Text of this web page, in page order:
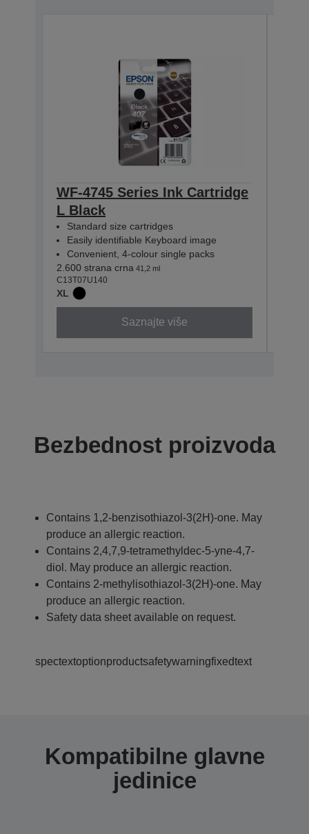
WF-4745 Series Ink Cartridge
L Black
Standard size cartridges
Easily identifiable Keyboard image
Convenient, 4-colour single packs
2.600 strana crna 41,2 ml
C13T07U140
XL
Saznajte više
Bezbednost proizvoda
Contains 1,2-benzisothiazol-3(2H)-one. May
produce an allergic reaction.
Contains 2,4,7,9-tetramethyldec-5-yne-4,7-
diol. May produce an allergic reaction.
Contains 2-methylisothiazol-3(2H)-one. May
produce an allergic reaction.
Safety data sheet available on request.
spectextoptionproductsafetywarningfixedtext
Kompatibilne glavne
jedinice